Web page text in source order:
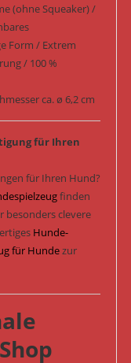
(ohne Squeaker) /
Form / Extrem
/ 100 %
ca. ø 6,2 cm
für Ihren
für Ihren Hund?
finden
besonders clevere
Hunde-
für Hundezur